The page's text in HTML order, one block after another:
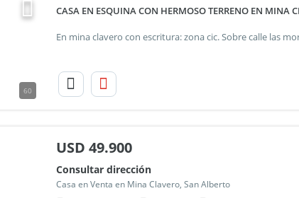
60
CASA EN ESQUINA CON HERMOSO TERRENO EN MINA
USD 49.900
Consultar dirección
Casa en Venta en Mina Clavero, San Alberto